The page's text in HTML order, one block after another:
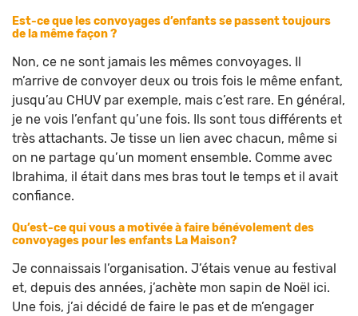
Est-ce que les convoyages d’enfants se passent toujours
de la même façon ?
Non, ce ne sont jamais les mêmes convoyages. Il
m’arrive de convoyer deux ou trois fois le même enfant,
jusqu’au CHUV par exemple, mais c’est rare. En général,
je ne vois l’enfant qu’une fois. Ils sont tous différents et
très attachants. Je tisse un lien avec chacun, même si
on ne partage qu’un moment ensemble. Comme avec
Ibrahima, il était dans mes bras tout le temps et il avait
confiance.
Qu’est-ce qui vous a motivée à faire bénévolement des
convoyages pour les enfants La Maison?
Je connaissais l’organisation. J’étais venue au festival
et, depuis des années, j’achète mon sapin de Noël ici.
Une fois, j’ai décidé de faire le pas et de m’engager